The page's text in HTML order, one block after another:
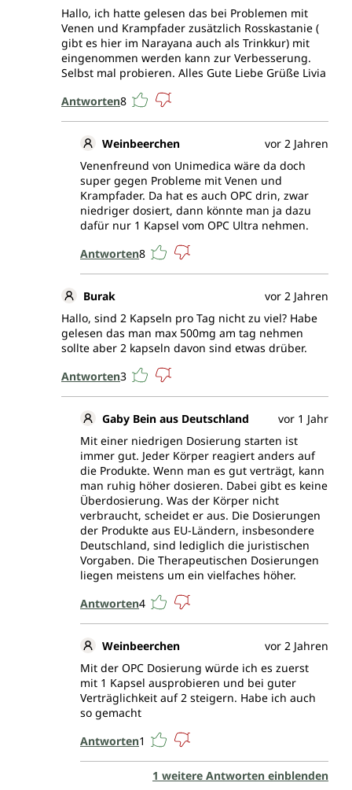
Hallo, ich hatte gelesen das bei Problemen mit
Venen und Krampfader zusätzlich Rosskastanie (
gibt es hier im Narayana auch als Trinkkur) mit
eingenommen werden kann zur Verbesserung.
Selbst mal probieren. Alles Gute Liebe Grüße Livia
Antworten8
Weinbeerchen
vor 2 Jahren
Venenfreund von Unimedica wäre da doch
super gegen Probleme mit Venen und
Krampfader. Da hat es auch OPC drin, zwar
niedriger dosiert, dann könnte man ja dazu
dafür nur 1 Kapsel vom OPC Ultra nehmen.
Antworten8
Burak
vor 2 Jahren
Hallo, sind 2 Kapseln pro Tag nicht zu viel? Habe
gelesen das man max 500mg am tag nehmen
sollte aber 2 kapseln davon sind etwas drüber.
Antworten3
Gaby Bein aus Deutschland
vor 1 Jahr
Mit einer niedrigen Dosierung starten ist
immer gut. Jeder Körper reagiert anders auf
die Produkte. Wenn man es gut verträgt, kann
man ruhig höher dosieren. Dabei gibt es keine
Überdosierung. Was der Körper nicht
verbraucht, scheidet er aus. Die Dosierungen
der Produkte aus EU-Ländern, insbesondere
Deutschland, sind lediglich die juristischen
Vorgaben. Die Therapeutischen Dosierungen
liegen meistens um ein vielfaches höher.
Antworten4
Weinbeerchen
vor 2 Jahren
Mit der OPC Dosierung würde ich es zuerst
mit 1 Kapsel ausprobieren und bei guter
Verträglichkeit auf 2 steigern. Habe ich auch
so gemacht
Antworten1
1 weitere Antworten einblenden